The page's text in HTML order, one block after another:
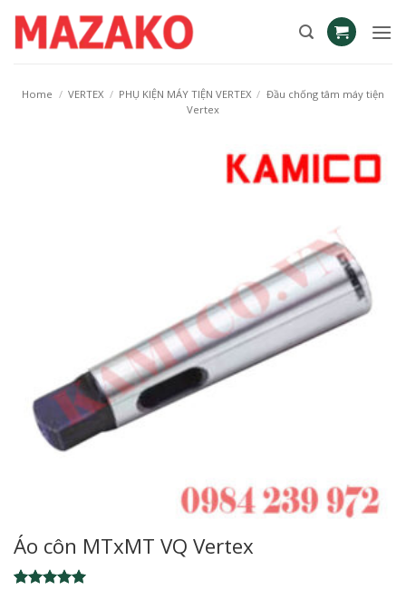
content
Home / VERTEX / PHỤ KIỆN MÁY TIỆN VERTEX / Đầu chống tâm máy tiện
Vertex
Áo côn MTxMT VQ Vertex